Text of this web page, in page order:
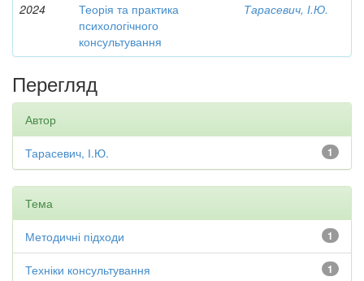
2024
Теорія та практика
психологічного
консультування
Тарасевич, І.Ю.
Перегляд
Автор
1
Тарасевич, І.Ю.
Тема
1
Методичні підходи
1
Техніки консультування